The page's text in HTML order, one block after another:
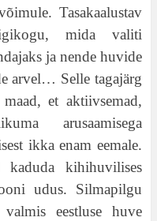
Tasakaalustav
mida valiti
ja nende huvide
arvel… Selle tagajärg
et aktiivsemad,
arusaamisega
ikka enam eemale.
kihihuvilises
udus. Silmapilgu
eestluse huve